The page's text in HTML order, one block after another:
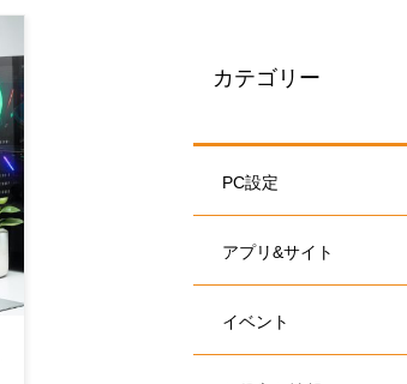
カテゴリー
PC設定
アプリ&サイト
イベント